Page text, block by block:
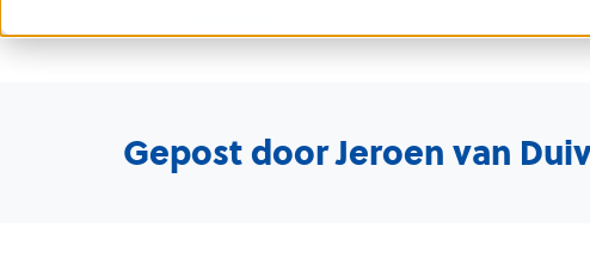
Gepost door Jeroen van